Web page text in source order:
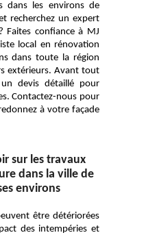
dans les environs de
recherchez un expert
Faites confiance à MJ
local en rénovation
dans toute la région
extérieurs. Avant tout
devis détaillé pour
Contactez-nous pour
à votre façade
sur les travaux
dans la ville de
environs
être détériorées
des intempéries et